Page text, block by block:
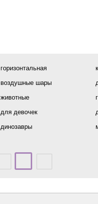
горизонтальная
воздушные шары
животные
для девочек
динозавры